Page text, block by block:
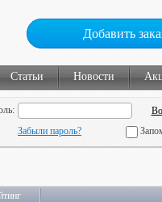
Добавить
Статьи Новости
Забыли пароль?